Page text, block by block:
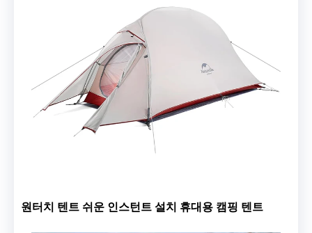
원터치 텐트 쉬운 인스턴트 설치 휴대용 캠핑 텐트